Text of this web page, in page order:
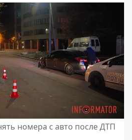
номера с авто после ДТП